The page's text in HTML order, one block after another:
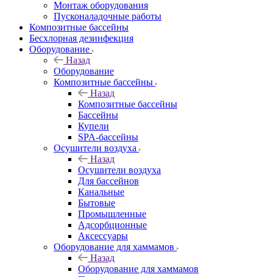
Монтаж оборудования
Пусконаладочные работы
Композитные бассейны
Бесхлорная дезинфекция
Оборудование
Назад
Оборудование
Композитные бассейны
Назад
Композитные бассейны
Бассейны
Купели
SPA-бассейны
Осушители воздуха
Назад
Осушители воздуха
Для бассейнов
Канальные
Бытовые
Промышленные
Адсорбционные
Аксессуары
Оборудование для хаммамов
Назад
Оборудование для хаммамов